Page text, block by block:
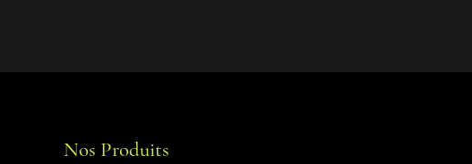
Nos Produits